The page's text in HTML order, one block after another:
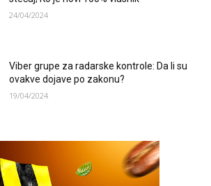
24/04/2024
Viber grupe za radarske kontrole: Da li su
ovakve dojave po zakonu?
19/04/2024